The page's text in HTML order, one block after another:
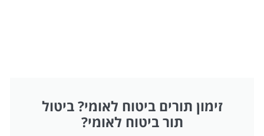
זימון תורים ביטוח לאומי? ביטול
תור ביטוח לאומי?